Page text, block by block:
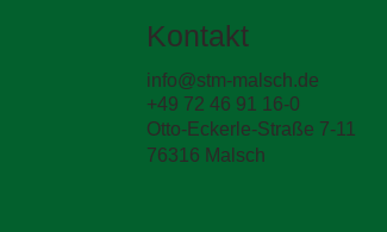
Kontakt
info@stm-malsch.de
+49 72 46 91 16-0
Otto-Eckerle-Straße 7-11
76316 Malsch